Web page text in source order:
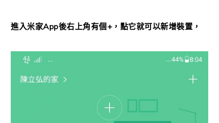
進入米家App後右上角有個+，點它就可以新增裝置，